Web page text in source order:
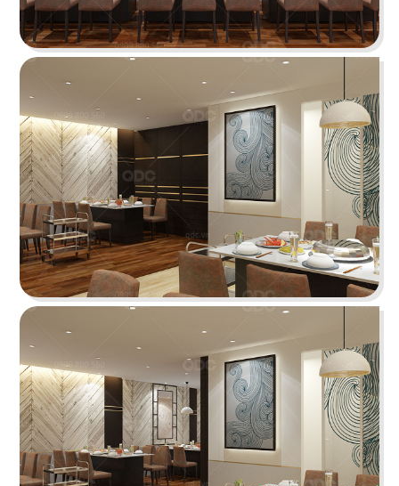
PHÊ LA
Dự án mới nhất của chúng tôi, Phê La - Biên Hòa
tọa lạc trên con đường Võ Thị Sáu sầm uất...
Chi tiết